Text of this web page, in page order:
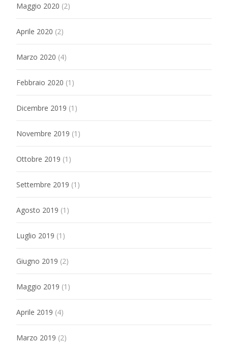
Maggio 2020 (2)
Aprile 2020 (2)
Marzo 2020 (4)
Febbraio 2020 (1)
Dicembre 2019 (1)
Novembre 2019 (1)
Ottobre 2019 (1)
Settembre 2019 (1)
Agosto 2019 (1)
Luglio 2019 (1)
Giugno 2019 (2)
Maggio 2019 (1)
Aprile 2019 (4)
Marzo 2019 (2)